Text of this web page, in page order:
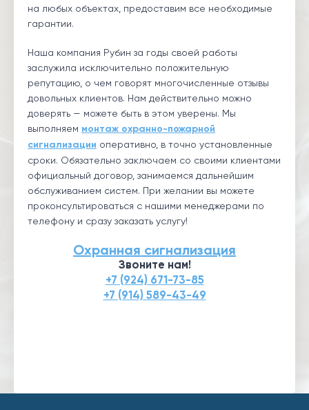
на любых объектах, предоставим все необходимые
гарантии.
Наша компания Рубин за годы своей работы
заслужила исключительно положительную
репутацию, о чем говорят многочисленные отзывы
довольных клиентов. Нам действительно можно
доверять — можете быть в этом уверены. Мы
выполняем монтаж охранно-пожарной
сигнализации оперативно, в точно установленные
сроки. Обязательно заключаем со своими клиентами
официальный договор, занимаемся дальнейшим
обслуживанием систем. При желании вы можете
проконсультироваться с нашими менеджерами по
телефону и сразу заказать услугу!
Охранная сигнализация
Звоните нам!
+7 (924) 671-73-85
+7 (914) 589-43-49